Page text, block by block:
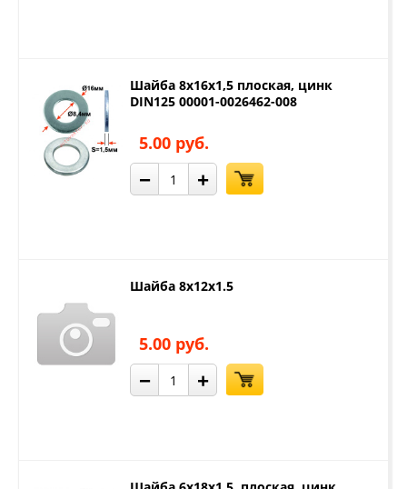
Шайба 8х16х1,5 плоская, цинк
DIN125 00001-0026462-008
5.00 руб.
− +
Шайба 8х12х1.5
5.00 руб.
− +